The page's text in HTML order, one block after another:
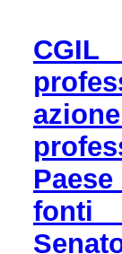
CGIL
fonti